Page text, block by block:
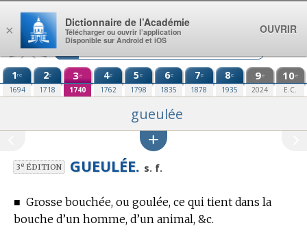
Aller au contenu
1re
1694
2e
1718
3e
1740
4e
1762
5e
1798
6e
1835
7e
1878
8e
1935
9e
2024
10e
E.C.
gueulée
3eÉDITION GUEULÉE. s. f.
■ Grosse bouchée, ou goulée, ce qui tient dans la
bouche d’un homme, d’un animal, &c.
×
Dictionnaire de l’Académie
Télécharger ou ouvrir l’application
Disponible sur Android et iOS
OUVRIR